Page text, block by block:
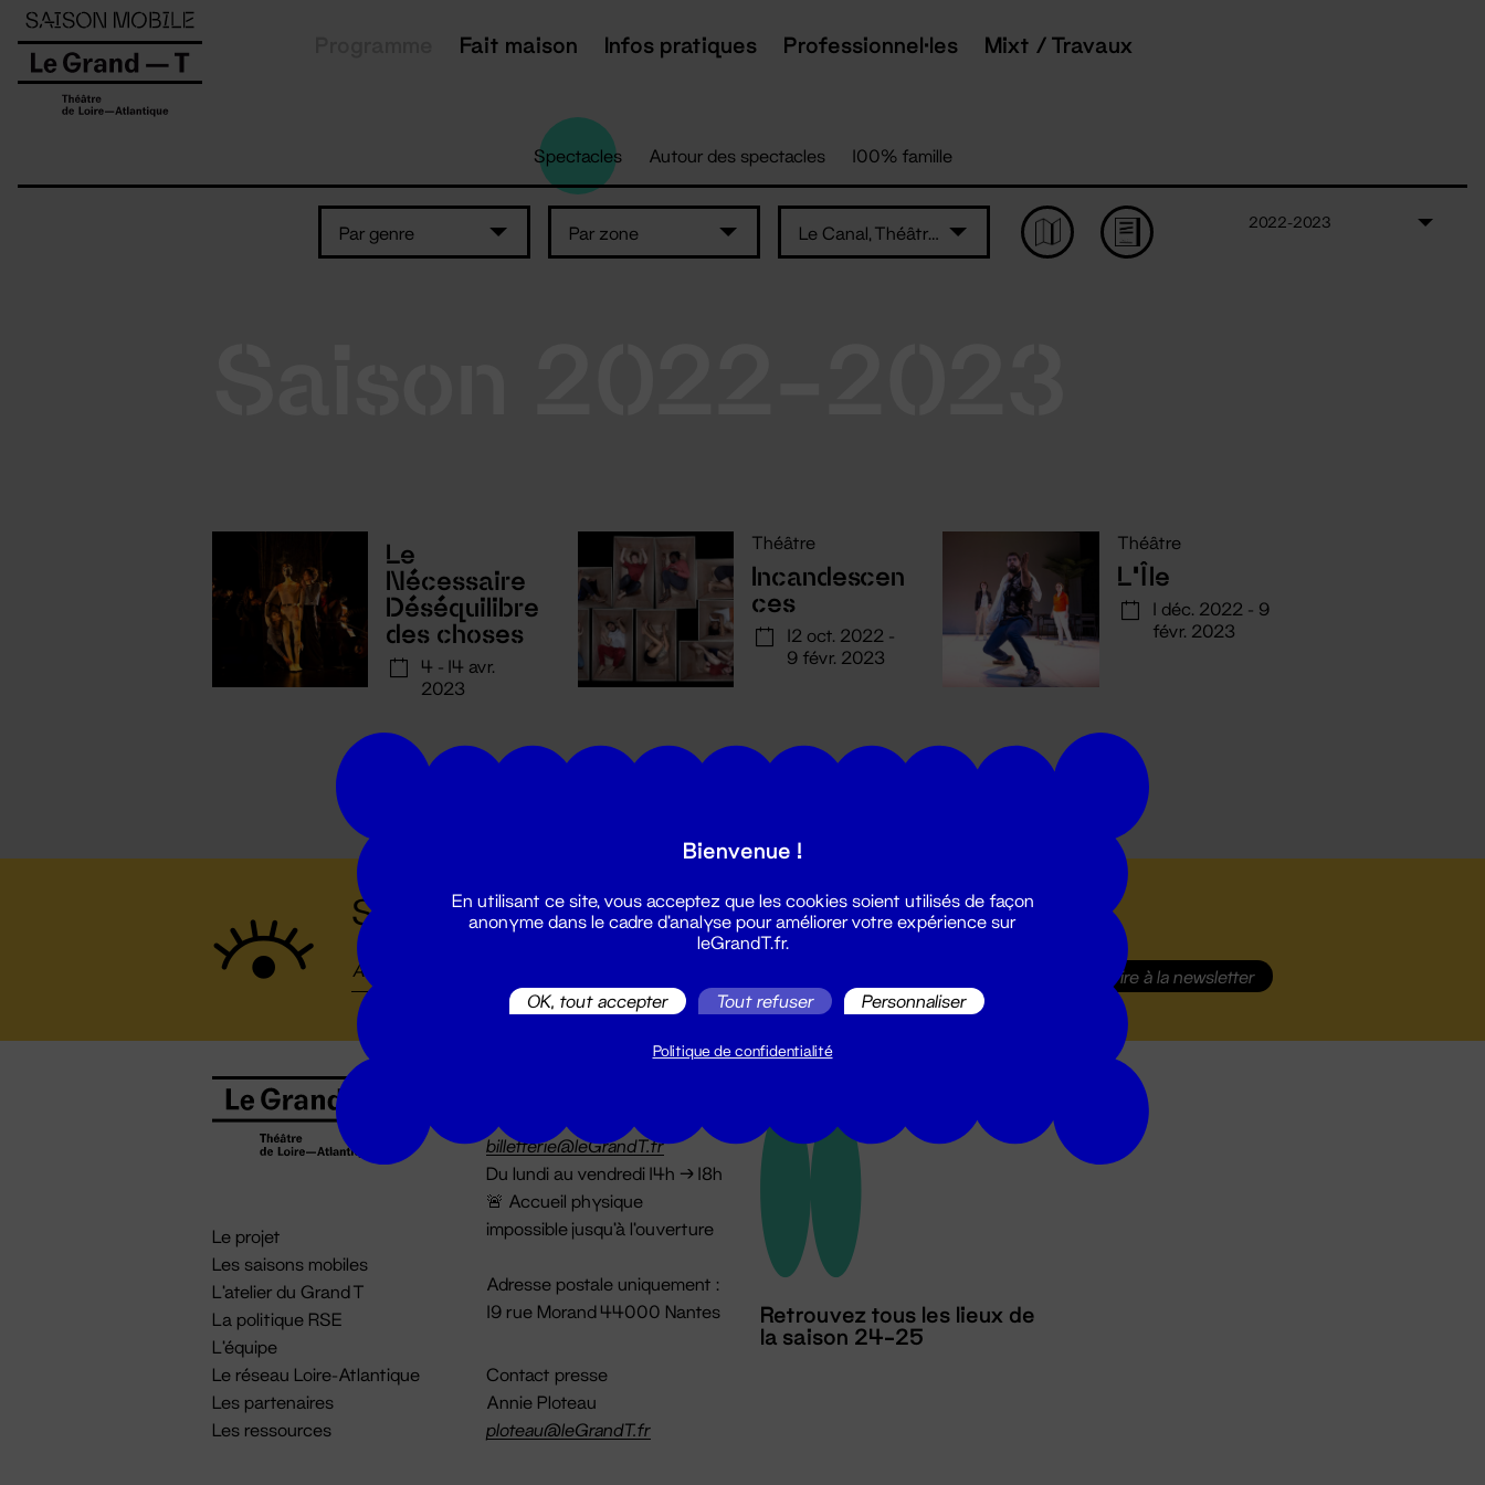
Fait maison Infos pratiques Professionnel·les Mixt / Travaux
Spectacles Autour des spectacles 100% famille
Par genre Par zone Le Canal, Théâtre du Pays de Redon
2022-2023
Le
Nécessaire
Déséquilibre
des choses
4 - 14 avr.
2023
Théâtre
Incandescen
ces
12 oct. 2022 -
9 févr. 2023
Théâtre
L'Île
1 déc. 2022 - 9
févr. 2023
Suivez toutes les actualités du Grand T :
S'inscrire à la newsletter
Le projet
Les saisons mobiles
L'atelier du Grand T
La politique RSE
L'équipe
Le réseau Loire-Atlantique
Les partenaires
Les ressources
billetterie@leGrandT.fr
Du lundi au vendredi 14h → 18h
🚨 Accueil physique
impossible jusqu'à l'ouverture
Adresse postale uniquement :
19 rue Morand 44000 Nantes
Contact presse
Annie Ploteau
ploteau@leGrandT.fr
Retrouvez tous les lieux de
la saison 24-25
Panneau de gestion des cookies
Bienvenue !
En utilisant ce site, vous acceptez que les cookies soient utilisés de façon
anonyme dans le cadre d'analyse pour améliorer votre expérience sur
leGrandT.fr.
OK, tout accepter Tout refuser Personnaliser
Politique de confidentialité